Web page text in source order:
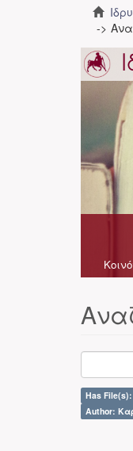
Has
Author: